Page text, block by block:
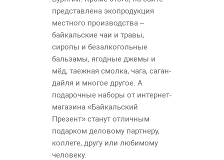
представлена экопродукция
местного производства –
байкальские чаи и травы,
сиропы и безалкогольные
бальзамы, ягодные джемы и
мёд, таежная смолка, чага, саган-
дайля и многое другое. А
подарочные наборы от интернет-
магазина «Байкальский
Презент» станут отличным
подарком деловому партнеру,
коллеге, другу или любимому
человеку.